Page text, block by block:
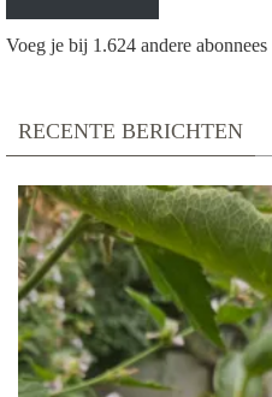
Voeg je bij 1.624 andere abonnees
RECENTE BERICHTEN